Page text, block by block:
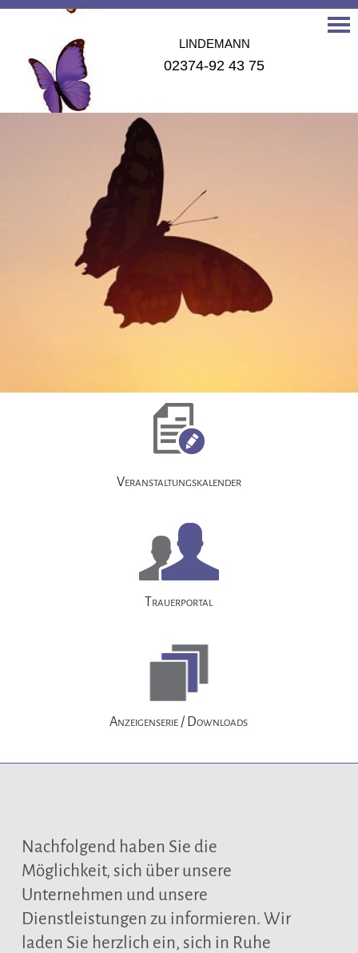
02374-92 43 75
MOTZ
02371- 25 192
Navigation
überspringen
Veranstaltungskalender
Trauerportal
Anzeigenserie / Downloads
Nachfolgend haben Sie die
Möglichkeit, sich über unsere
Unternehmen und unsere
Dienstleistungen zu informieren. Wir
laden Sie herzlich ein, sich in Ruhe